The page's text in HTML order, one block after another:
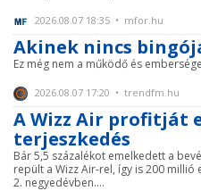
2026.08.07 18:35 • mfor.hu
Akinek nincs
Ez még nem a működő és
2026.08.07 17:20 • trendfm.hu
A Wizz Air profitját
terjeszkedés
Bár 5,5 százalékot emelkedett a
repült a Wizz Air-rel, így is 200
2. negyedévben....